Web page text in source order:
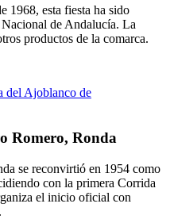
1968, esta fiesta ha sido
de Andalucía. La
productos de la comarca.
del Ajoblanco de
Romero, Ronda
se reconvirtió en 1954 como
con la primera Corrida
el inicio oficial con